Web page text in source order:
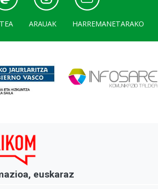
ARAUAK HARREMANETARAKO
euskaraz